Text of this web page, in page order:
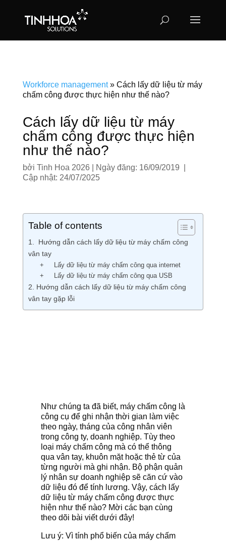
Workforce management» Cách lấy dữ liệu từ máy
chấm công được thực hiện như thế nào?
Cách lấy dữ liệu từ máy
chấm công được thực hiện
như thế nào?
bởi Tinh Hoa 2026
Ngày đăng: 16/09/2019 |
Cập nhật: 24/07/2025
Table of contents
1. Hướng dẫn cách lấy dữ liệu từ máy chấm công
vân tay
+ Lấy dữ liệu từ máy chấm công qua internet
+ Lấy dữ liệu từ máy chấm công qua USB
2. Hướng dẫn cách lấy dữ liệu từ máy chấm công
vân tay gặp lỗi
Như chúng ta đã biết, máy chấm công là
công cụ để ghi nhận thời gian làm việc
theo ngày, tháng của công nhân viên
trong công ty, doanh nghiệp. Tùy theo
loại máy chấm công mà có thể thông
qua vân tay, khuôn mặt hoặc thẻ từ của
từng người mà ghi nhận. Bộ phận quản
lý nhân sự doanh nghiệp sẽ căn cứ vào
dữ liệu đó để tính lương. Vậy, cách lấy
dữ liệu từ máy chấm công được thực
hiện như thế nào? Mời các bạn cùng
theo dõi bài viết dưới đây!
Lưu ý: Vì tính phổ biến của máy chấm